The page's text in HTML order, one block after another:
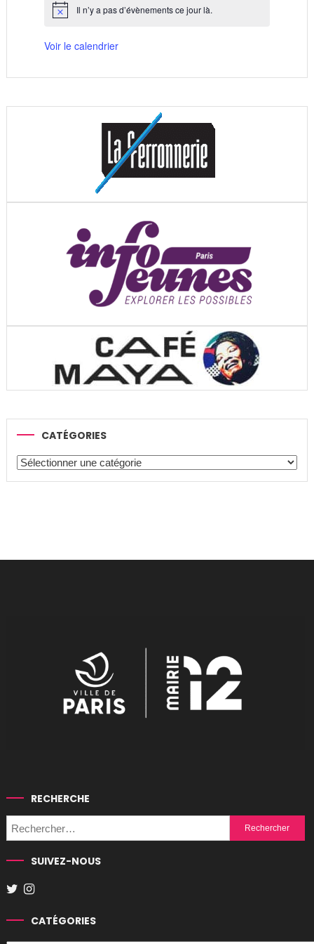
Notice Il n’y a pas d’évènements ce jour là.
Voir le calendrier
CATÉGORIES
Catégories
RECHERCHE
Rechercher :
SUIVEZ-NOUS
CATÉGORIES